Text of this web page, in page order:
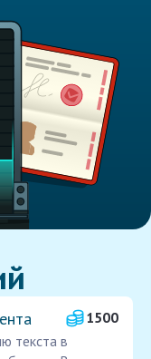
1500
текста в